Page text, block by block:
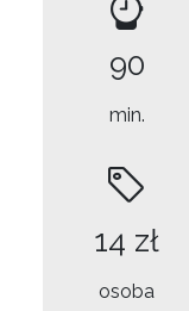
90
min.
14 zł
osoba